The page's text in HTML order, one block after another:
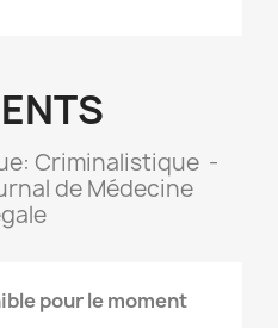
Criminalistique -
de Médecine
pour le moment